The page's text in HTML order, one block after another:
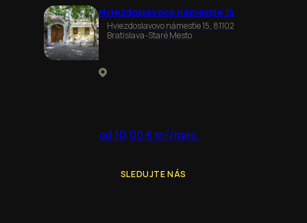
Hviezdoslavovo námestie 15
Hviezdoslavovo námestie 15, 81102
Bratislava-Staré Mesto
od 10,00 € m²/mes.
SLEDUJTE NÁS